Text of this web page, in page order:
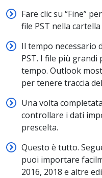
Fare clic su “Fine”
file PST nella
Il tempo necessario
PST. I file più
tempo. Outlook
per tenere traccia
Una volta
controllare i dati
prescelta.
Questo è tutto.
puoi importare
2016, 2018 e altre